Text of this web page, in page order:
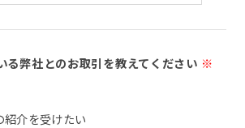
る弊社とのお取引を教えてください ※
紹介を受けたい